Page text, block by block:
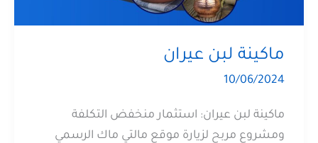
ماكينة لبن عيران
10/06/2024
ماكينة لبن عيران: استثمار منخفض التكلفة
ومشروع مربح لزيارة موقع مالتي ماك الرسمي